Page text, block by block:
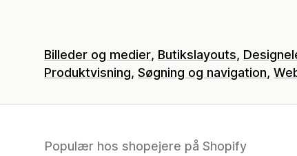
Billeder og medier Butikslayouts
Produktvisning Søgning og navigation
Populær hos shopejere på Shopify